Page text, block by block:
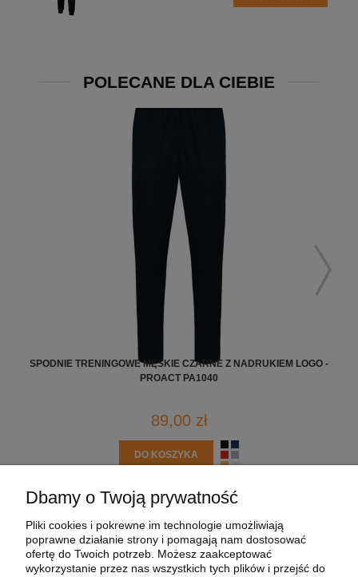
POLECANE DLA CIEBIE
SPODNIE TRENINGOWE MĘSKIE CZARNE Z NADRUKIEM LOGO -
PROACT PA1040
89,00 zł
DO KOSZYKA
MOJE KONTO
Dbamy o Twoją prywatność
Pliki cookies i pokrewne im technologie umożliwiają
poprawne działanie strony i pomagają nam dostosować
ofertę do Twoich potrzeb. Możesz zaakceptować
wykorzystanie przez nas wszystkich tych plików i przejść do